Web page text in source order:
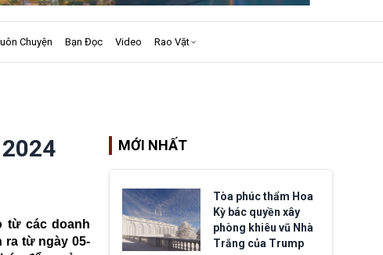
Chuyện Bạn Đọc Video Rao Vặt
từ các doanh
ra từ ngày 05-
MỚI NHẤT
Tòa phúc thẩm Hoa
Kỳ bác quyền xây
phòng khiêu vũ Nhà
Trắng của Trump